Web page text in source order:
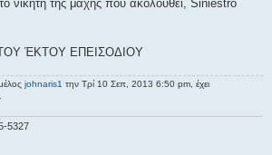
νικητή της μάχης που ακολουθεί, Siniestro
ΈΚΤΟΥ ΕΠΕΙΣΟΔΙΟΥ
johnaris1 την Τρί 10 Σεπ, 2013 6:50 pm, έχει
5327